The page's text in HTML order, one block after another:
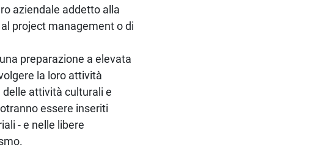
aziendale addetto alla
project management o di
preparazione a elevata
la loro attività
attività culturali e
essere inseriti
- e nelle libere